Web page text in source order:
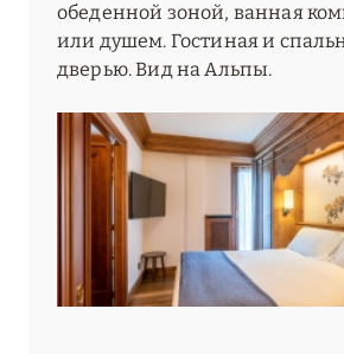
обеденной зоной, ванная
или душем. Гостиная и
дверью. Вид на Альпы.